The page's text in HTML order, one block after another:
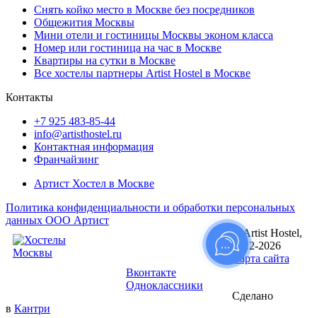
Снять койко место в Москве без посредников
Общежития Москвы
Мини отели и гостиницы Москвы эконом класса
Номер или гостиница на час в Москве
Квартиры на сутки в Москве
Все хостелы партнеры Artist Hostel в Москве
Контакты
+7 925 483-85-44
info@artisthostel.ru
Контактная информация
Франчайзинг
Артист Хостел в Москве
Политика конфиденциальности и обработки персональных
данных ООО Артист
Следуйте за
Вконтакте
Одноклассники
© Artist Hostel,
2012-2026
Карта сайта
Сделано
в Кантри